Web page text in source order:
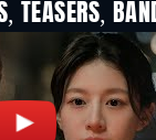
TEASERS,